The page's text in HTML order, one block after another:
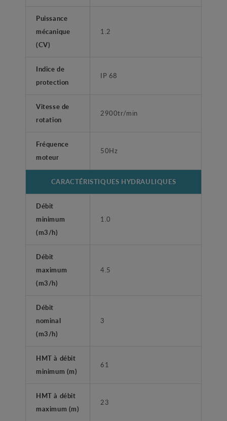
Puissance
mécanique
(CV)
1.2
Indice de
protection
IP 68
Vitesse de
rotation
2900tr/min
Fréquence
moteur
50Hz
CARACTÉRISTIQUES HYDRAULIQUES
Débit
minimum
(m3/h)
1.0
Débit
maximum
(m3/h)
4.5
Débit
nominal
(m3/h)
3
HMT à débit
minimum (m)
61
HMT à débit
maximum (m)
23